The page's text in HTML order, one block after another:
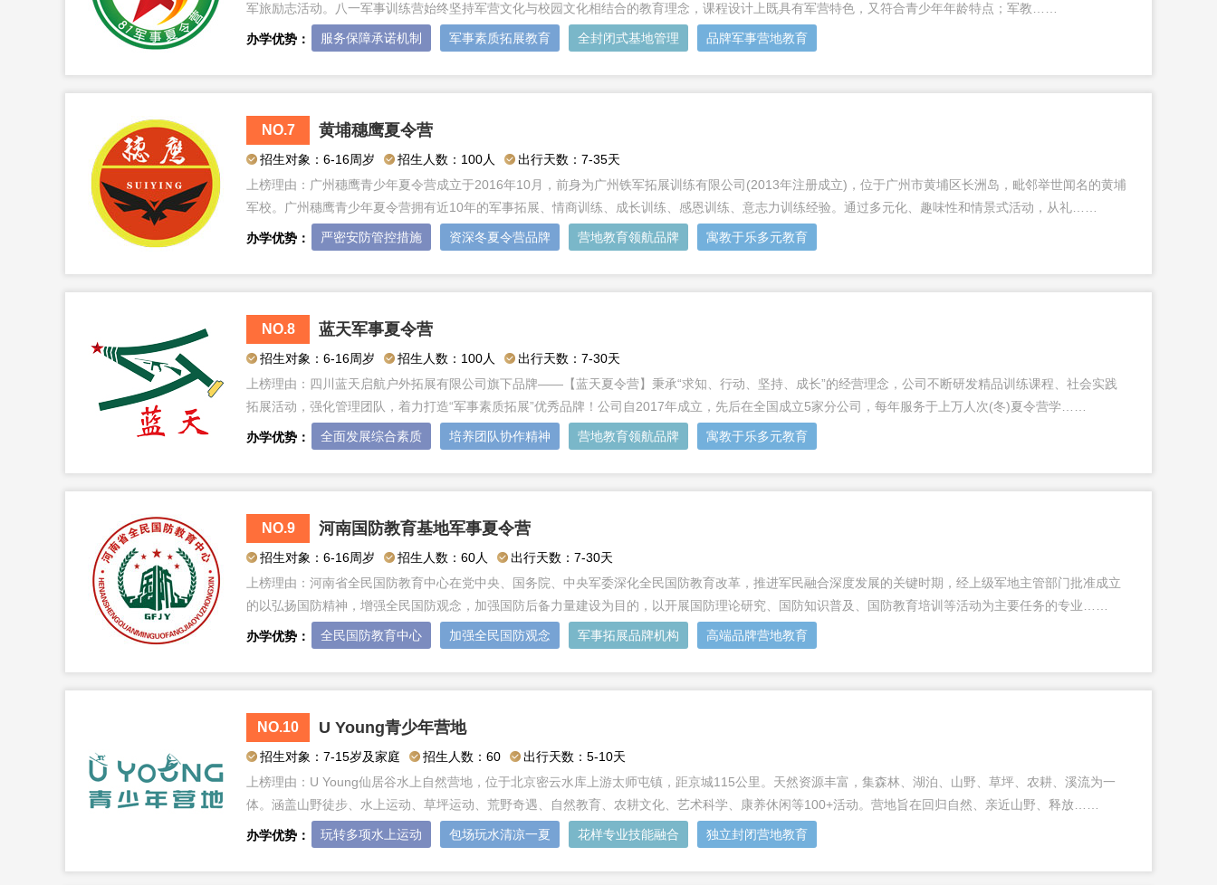
军旅励志活动。八一军事训练营始终坚持军营文化与校园文化相结合的教育理念，课程设计上既具有军营特色，又符合青少年年龄特点；军教……
办学优势： 服务保障承诺机制 军事素质拓展教育 全封闭式基地管理 品牌军事营地教育
NO.7 黄埔穗鹰夏令营
招生对象：6-16周岁 招生人数：100人
出行天数：7-35天
上榜理由： 广州穗鹰青少年夏令营成立于2016年10月，前身为广州铁军拓展训练有限公司(2013年注册成立)，位于广州市黄埔区长洲岛，毗邻举世闻名的黄埔
军校。广州穗鹰青少年夏令营拥有近10年的军事拓展、情商训练、成长训练、感恩训练、意志力训练经验。通过多元化、趣味性和情景式活动，从礼……
办学优势： 严密安防管控措施 资深冬夏令营品牌 营地教育领航品牌 寓教于乐多元教育
NO.8 蓝天军事夏令营
招生对象：6-16周岁 招生人数：100人
出行天数：7-30天
上榜理由： 四川蓝天启航户外拓展有限公司旗下品牌——【蓝天夏令营】秉承“求知、行动、坚持、成长”的经营理念，公司不断研发精品训练课程、社会实践
拓展活动，强化管理团队，着力打造“军事素质拓展”优秀品牌！公司自2017年成立，先后在全国成立5家分公司，每年服务于上万人次(冬)夏令营学……
办学优势： 全面发展综合素质 培养团队协作精神 营地教育领航品牌 寓教于乐多元教育
NO.9 河南国防教育基地军事夏令营
招生对象：6-16周岁 招生人数：60人
出行天数：7-30天
上榜理由： 河南省全民国防教育中心在党中央、国务院、中央军委深化全民国防教育改革，推进军民融合深度发展的关键时期，经上级军地主管部门批准成立
的以弘扬国防精神，增强全民国防观念，加强国防后备力量建设为目的，以开展国防理论研究、国防知识普及、国防教育培训等活动为主要任务的专业……
办学优势： 全民国防教育中心 加强全民国防观念 军事拓展品牌机构 高端品牌营地教育
NO.10 U Young青少年营地
招生对象：7-15岁及家庭 招生人数：60
出行天数：5-10天
上榜理由： U Young仙居谷水上自然营地，位于北京密云水库上游太师屯镇，距京城115公里。天然资源丰富，集森林、湖泊、山野、草坪、农耕、溪流为一
体。涵盖山野徒步、水上运动、草坪运动、荒野奇遇、自然教育、农耕文化、艺术科学、康养休闲等100+活动。营地旨在回归自然、亲近山野、释放……
办学优势： 玩转多项水上运动 包场玩水清凉一夏 花样专业技能融合 独立封闭营地教育